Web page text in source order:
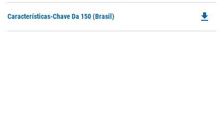
Características-Chave Da 150 (Brasil) file_download